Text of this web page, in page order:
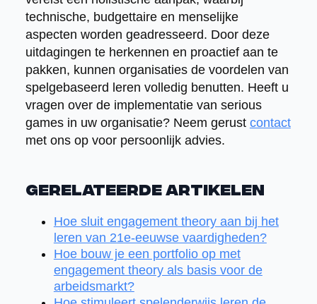
technische, budgettaire en menselijke
aspecten worden geadresseerd. Door deze
uitdagingen te herkennen en proactief aan te
pakken, kunnen organisaties de voordelen van
spelgebaseerd leren volledig benutten. Heeft u
vragen over de implementatie van serious
games in uw organisatie? Neem gerust contact
met ons op voor persoonlijk advies.
Gerelateerde artikelen
Hoe sluit engagement theory aan bij het
leren van 21e-eeuwse vaardigheden?
Hoe bouw je een portfolio op met
engagement theory als basis voor de
arbeidsmarkt?